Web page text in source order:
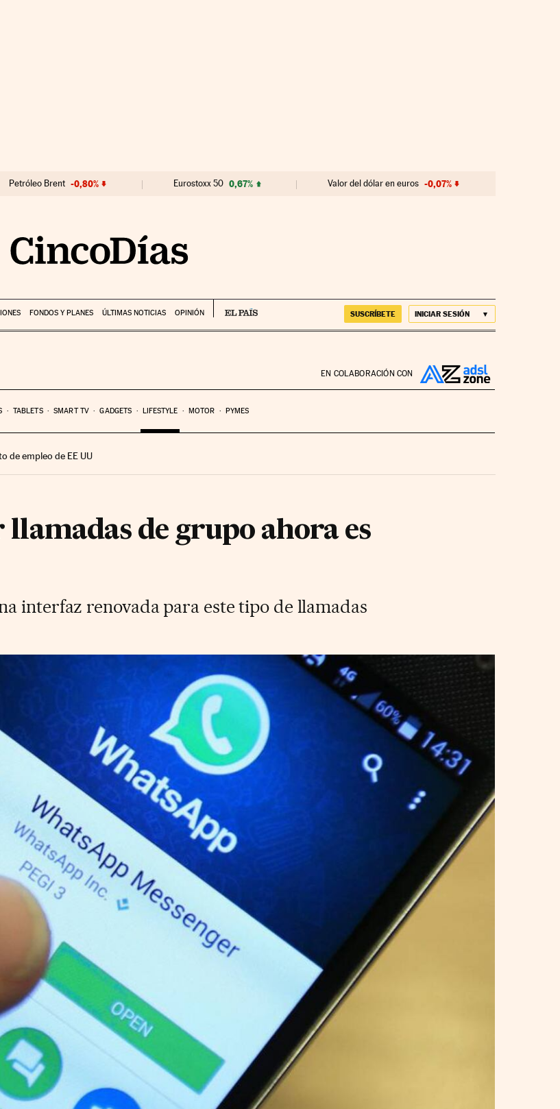
Petróleo Brent -0,80% Eurostoxx 50 0,67% Valor del dólar en euros -0,07%
FONDOS Y PLANES ÚLTIMAS NOTICIAS OPINIÓN SUSCRÍBETE INICIAR SESIÓN
EN COLABORACIÓN CON
TABLETS SMART TV GADGETS LIFESTYLE MOTOR PYMES
de empleo de EE UU
de grupo ahora es
interfaz renovada para este tipo de llamadas